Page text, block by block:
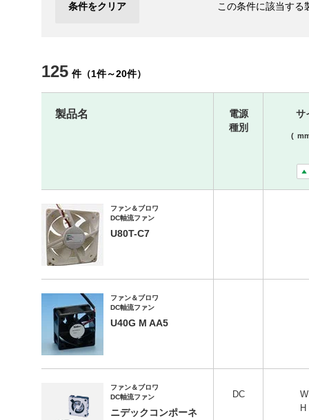
条件をクリア この条件に該当する
125 件（1件～20件）
製品名
電源
種別
サ
(
ファン＆ブロワ
DC軸流ファン
U80T-C7
ファン＆ブロワ
DC軸流ファン
U40G M AA5
ファン＆ブロワ
DC軸流ファン
ニデックコンポーネ
DC
H